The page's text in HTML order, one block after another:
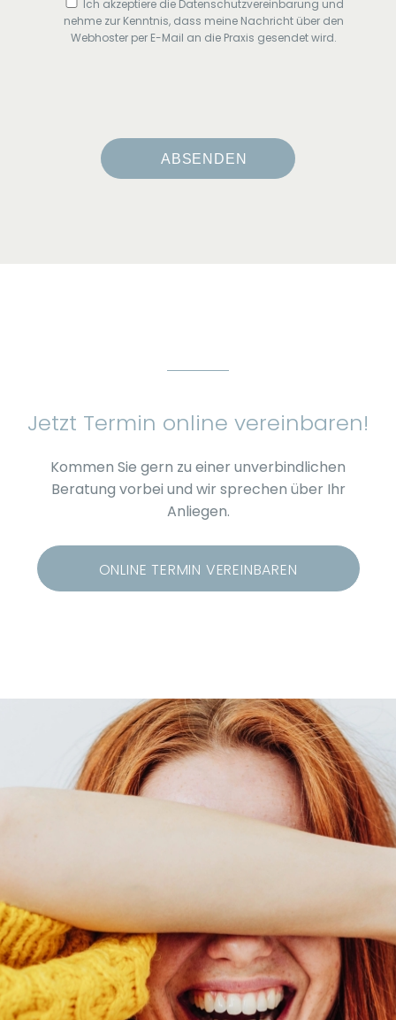
Ich akzeptiere die Datenschutzvereinbarung und
nehme zur Kenntnis, dass meine Nachricht über den
Webhoster per E-Mail an die Praxis gesendet wird.
Jetzt Termin online vereinbaren!
Kommen Sie gern zu einer unverbindlichen
Beratung vorbei und wir sprechen über Ihr
Anliegen.
ONLINE TERMIN VEREINBAREN